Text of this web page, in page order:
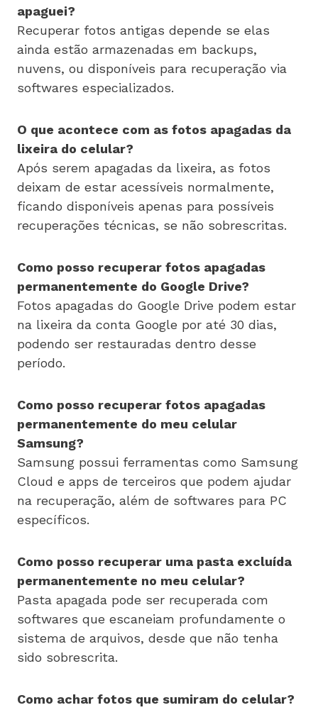
apaguei?
Recuperar fotos antigas depende se elas
ainda estão armazenadas em backups,
nuvens, ou disponíveis para recuperação via
softwares especializados.
O que acontece com as fotos apagadas da
lixeira do celular?
Após serem apagadas da lixeira, as fotos
deixam de estar acessíveis normalmente,
ficando disponíveis apenas para possíveis
recuperações técnicas, se não sobrescritas.
Como posso recuperar fotos apagadas
permanentemente do Google Drive?
Fotos apagadas do Google Drive podem estar
na lixeira da conta Google por até 30 dias,
podendo ser restauradas dentro desse
período.
Como posso recuperar fotos apagadas
permanentemente do meu celular
Samsung?
Samsung possui ferramentas como Samsung
Cloud e apps de terceiros que podem ajudar
na recuperação, além de softwares para PC
específicos.
Como posso recuperar uma pasta excluída
permanentemente no meu celular?
Pasta apagada pode ser recuperada com
softwares que escaneiam profundamente o
sistema de arquivos, desde que não tenha
sido sobrescrita.
Como achar fotos que sumiram do celular?